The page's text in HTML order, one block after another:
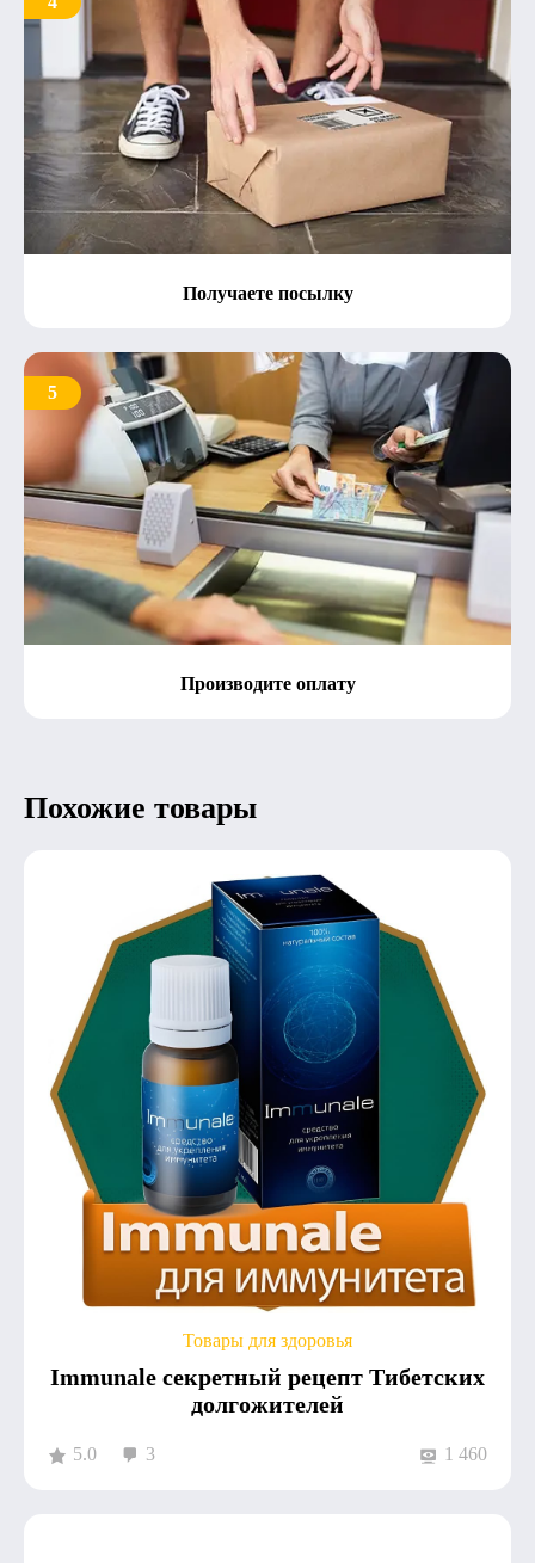
Получаете посылку
5
Производите оплату
Похожие товары
Товары для здоровья
Immunale секретный рецепт Тибетских
долгожителей
5.0 3 1 460